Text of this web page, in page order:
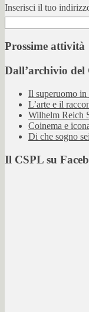
Inserisci il tuo
Prossime attività
Dall’archivio del
Il superuomo in
L’arte e il
Wilhelm Reich
Coinema e
Di che sogno
Il CSPL su